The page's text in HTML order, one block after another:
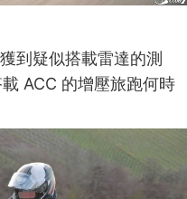
到疑似搭載雷達的測
ACC 的增壓旅跑何時